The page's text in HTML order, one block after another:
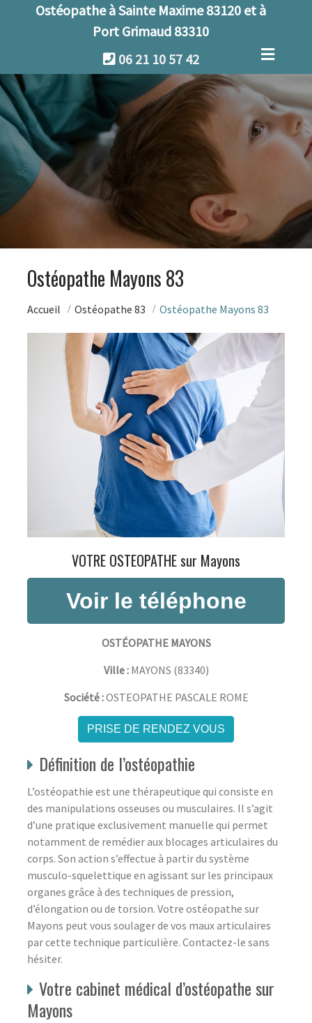
Ostéopathe à Sainte Maxime 83120 et à
Port Grimaud 83310
06 21 10 57 42
Ostéopathe Mayons 83
Accueil Ostéopathe 83 Ostéopathe Mayons 83
VOTRE OSTEOPATHE sur Mayons
OSTÉOPATHE MAYONS
Ville : MAYONS (83340)
Société :OSTEOPATHE PASCALE ROME
PRISE DE RENDEZ VOUS
Définition de l’ostéopathie
L’ostéopathie est une thérapeutique qui consiste en
des manipulations osseuses ou musculaires. Il s’agit
d’une pratique exclusivement manuelle qui permet
notamment de remédier aux blocages articulaires du
corps. Son action s’effectue à partir du système
musculo-squelettique en agissant sur les principaux
organes grâce à des techniques de pression,
d’élongation ou de torsion. Votre ostéopathe sur
Mayons peut vous soulager de vos maux articulaires
par cette technique particulière. Contactez-le sans
hésiter.
Votre cabinet médical d’ostéopathe sur
Mayons